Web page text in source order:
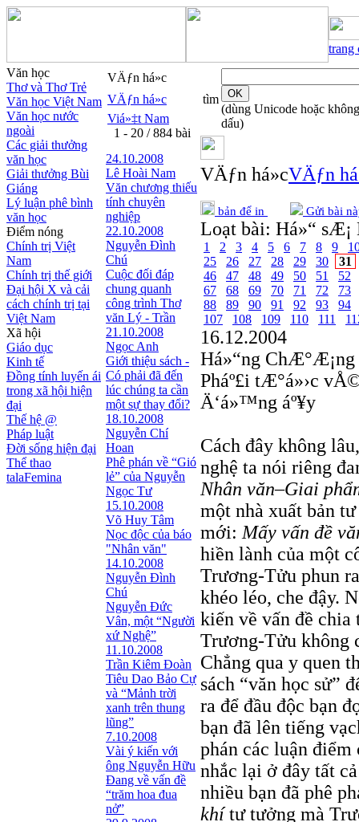
trang
Văn học
Thơ và Thơ Trẻ
Văn học Việt Nam
Văn học nước
ngoài
Các giải thưởng
văn học
Giải thưởng Bùi
Giáng
Lý luận phê bình
văn học
Điểm nóng
Chính trị Việt
Nam
Chính trị thế giới
Đại hội X và cải
cách chính trị tại
Việt Nam
Xã hội
Giáo dục
Kinh tế
Đồng tính luyến ái
trong xã hội hiện
đại
Thế hệ @
Pháp luật
Đời sống hiện đại
Thể thao
talaFemina
VÄƒn há»c
VÄƒn há»c
Viá»‡t Nam
1 - 20 / 884 bài
24.10.2008
Lê Hoài Nam
Văn chương thiếu
tính chuyên
nghiệp
22.10.2008
Nguyễn Đình
Chú
Cuộc đối đáp
chung quanh
công trình Thơ
văn Lý - Trần
21.10.2008
Ngọc Anh
Giới thiệu sách -
Có phải đã đến
lúc chúng ta cần
một sự thay đổi?
18.10.2008
Nguyễn Chí
Hoan
Phê phán về “Gió
lẻ” của Nguyễn
Ngọc Tư
15.10.2008
Võ Huy Tâm
Nọc độc của báo
"Nhân văn"
14.10.2008
Nguyễn Đình
Chú
Nguyễn Đức
Vân, một “Người
xứ Nghệ”
11.10.2008
Trần Kiêm Đoàn
Tiêu Dao Bảo Cự
và “Mảnh trời
xanh trên thung
lũng”
7.10.2008
Vài ý kiến với
ông Nguyễn Hữu
Đang về vấn đề
“trăm hoa đua
nở”
tìm
(dùng Unicode hoặc không
dấu)
VÄƒn há»cVÄƒn
bản để in Gửi bài
Loạt bài: Há»“ sÆ¡
1 2 3 4 5 6 7 8 9
25
26 27 28 29 30
31
46
47 48 49 50 51
52
67
68 69 70 71 72
73
88
89 90 91 92 93
94
107
108 109 110 111
16.12.2004
Há»“ng ChÆ°Æ¡ng
Pháº£i tÆ°á»›c
Ä‘á»™ng áº¥y
Cách đây không
nghệ ta nói riêng
Nhân văn–Giai
một nhà xuất bản
mới: Mấy vấn đề
hiền lành của một
Trương-Tửu phun
khéo léo, che đậy.
kiến về vấn đề chia
Trương-Tửu không
Chẳng qua y quen
sách “văn học sử”
ra để đầu độc bạn
bạn đã lên tiếng
phán các luận
nhắc lại ở đây tất
nhiều bạn đã phê
khítư tưởng mà